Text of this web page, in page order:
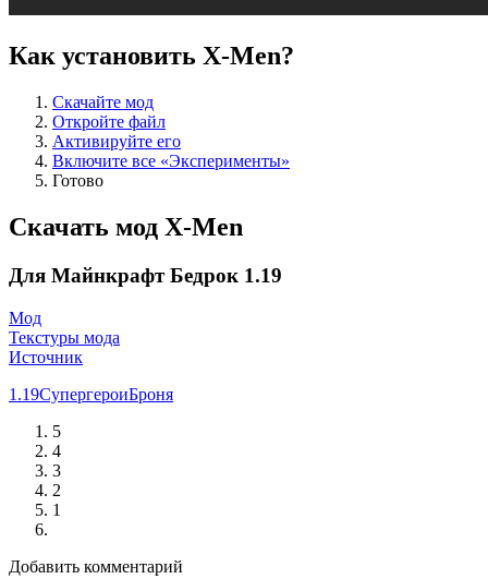
Как установить X-Men?
Скачайте мод
Откройте файл
Активируйте его
Включите все «Эксперименты»
Готово
Скачать мод X-Men
Для Майнкрафт Бедрок 1.19
Мод
Текстуры мода
Источник
1.19СупергероиБроня
5
4
3
2
1
Добавить комментарий